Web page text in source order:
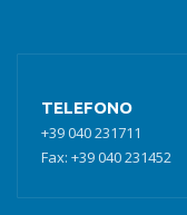
TELEFONO
+39 040 231711
Fax: +39 040 231452